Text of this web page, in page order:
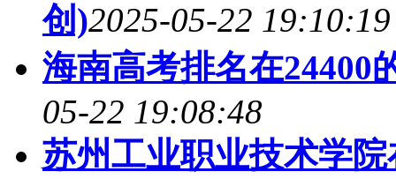
创)2025-05-22 19:10:19
海南高考排名在24400
05-22 19:08:48
苏州工业职业技术学